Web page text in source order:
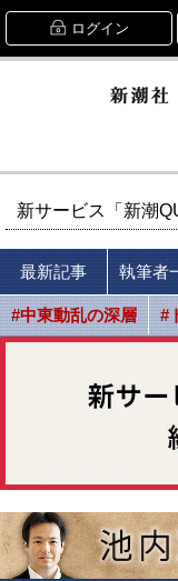
ログイン
新サービス「新潮
最新記事 執筆者
#中東動乱の深層 #